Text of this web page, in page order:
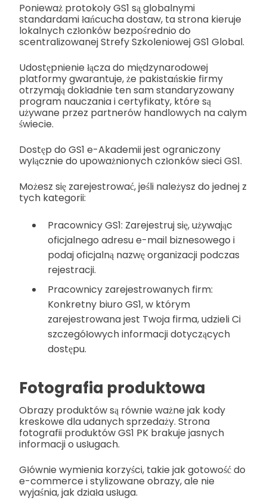
Ponieważ protokoły GS1 są globalnymi
standardami łańcucha dostaw, ta strona kieruje
lokalnych członków bezpośrednio do
scentralizowanej Strefy Szkoleniowej GS1 Global.
Udostępnienie łącza do międzynarodowej
platformy gwarantuje, że pakistańskie firmy
otrzymają dokładnie ten sam standaryzowany
program nauczania i certyfikaty, które są
używane przez partnerów handlowych na całym
świecie.
Dostęp do GS1 e-Akademii jest ograniczony
wyłącznie do upoważnionych członków sieci GS1.
Możesz się zarejestrować, jeśli należysz do jednej z
tych kategorii:
Pracownicy GS1: Zarejestruj się, używając
oficjalnego adresu e-mail biznesowego i
podaj oficjalną nazwę organizacji podczas
rejestracji.
Pracownicy zarejestrowanych firm:
Konkretny biuro GS1, w którym
zarejestrowana jest Twoja firma, udzieli Ci
szczegółowych informacji dotyczących
dostępu.
Fotografia produktowa
Obrazy produktów są równie ważne jak kody
kreskowe dla udanych sprzedaży. Strona
fotografii produktów GS1 PK brakuje jasnych
informacji o usługach.
Głównie wymienia korzyści, takie jak gotowość do
e-commerce i stylizowane obrazy, ale nie
wyjaśnia, jak działa usługa.